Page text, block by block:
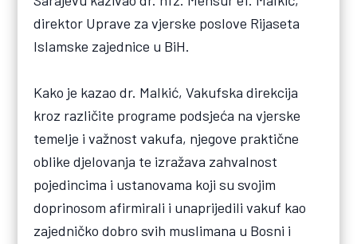
direktor Uprave za vjerske poslove Rijaseta
Islamske zajednice u BiH.
Kako je kazao dr. Malkić, Vakufska direkcija
kroz različite programe podsjeća na vjerske
temelje i važnost vakufa, njegove praktične
oblike djelovanja te izražava zahvalnost
pojedincima i ustanovama koji su svojim
doprinosom afirmirali i unaprijedili vakuf kao
zajedničko dobro svih muslimana u Bosni i